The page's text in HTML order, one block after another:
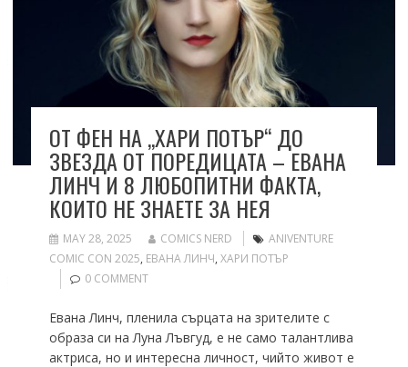
ОТ ФЕН НА ,,ХАРИ ПОТЪР‘‘ ДО
ЗВЕЗДА ОТ ПОРЕДИЦАТА – ЕВАНА
ЛИНЧ И 8 ЛЮБОПИТНИ ФАКТА,
КОИТО НЕ ЗНАЕТЕ ЗА НЕЯ
MAY 28, 2025 COMICS NERD
ANIVENTURE
COMIC CON 2025, ЕВАНА ЛИНЧ, ХАРИ ПОТЪР
0 COMMENT
Евана Линч, пленила сърцата на зрителите с
образа си на Луна Лъвгуд, е не само талантлива
актриса, но и интересна личност, чийто живот е